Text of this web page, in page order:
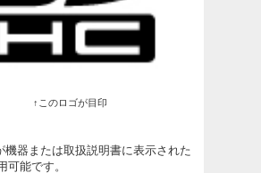
↑このロゴが目印
器または取扱説明書に表示された
可能です。